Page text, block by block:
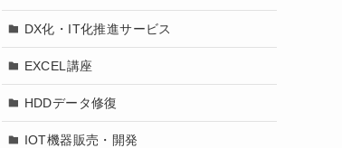
DX化・IT化推進サービス
EXCEL講座
HDDデータ修復
IOT機器販売・開発